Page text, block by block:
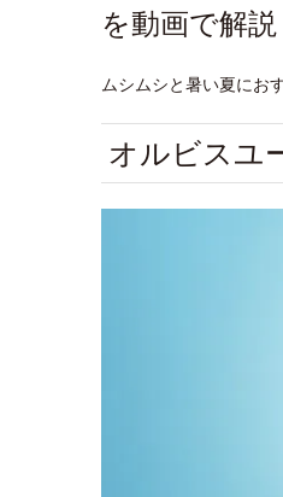
を動画で解説
ムシムシと暑い夏にお
オルビスユ